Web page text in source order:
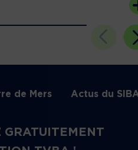
de Mers Actus du
GRATUITEMENT